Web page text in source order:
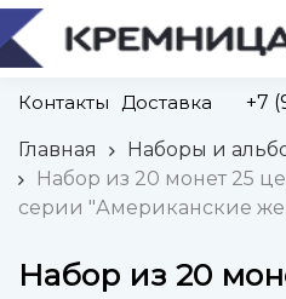
Контакты Доставка +7
Главная
Наборы и
Набор из 20 монет 25
серии "Американские
Набор из 20